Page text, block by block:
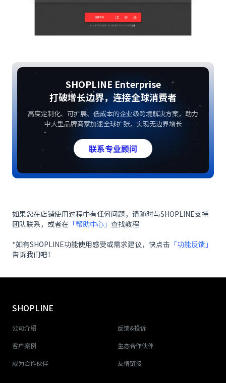
SHOPLINE Enterprise
打破增长边界，连接全球消费者
高度定制化、可扩展、低成本的企业级跨境解决方案，助力
中大型品牌商家加速全球扩张，实现无边界增长
联系专业顾问
如果您在店铺使用过程中有任何问题，请随时与SHOPLINE支持
团队联系，或者在 「帮助中心」 查找教程
*如有SHOPLINE功能使用感受或需求建议，快点击 「功能反馈」
告诉我们吧！
SHOPLINE
公司介绍 反馈&投诉
客户案例 生态合作伙伴
成为合作伙伴 友情链接